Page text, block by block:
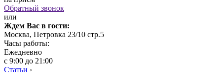
Обратный звонок
или
Ждем Вас в гости:
Москва, Петровка 23/10 стр.5
Часы работы:
Ежедневно
с 9:00 до 21:00
Статьи ›